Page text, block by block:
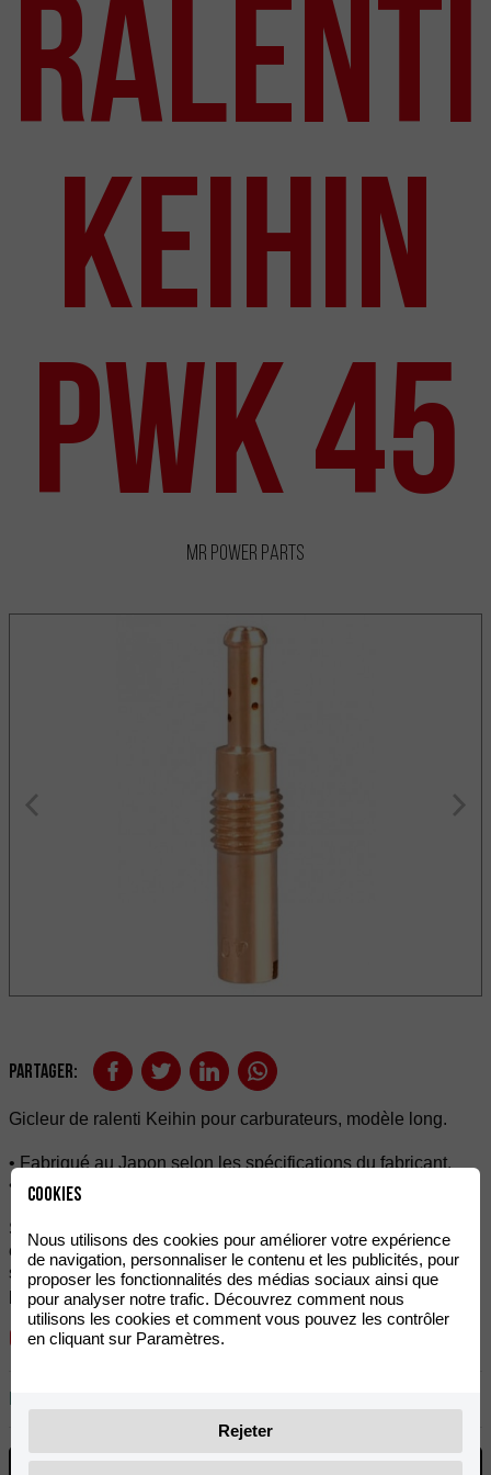
Ralenti
KEIHIN
PWK 45
MR Power Parts
Partager:
Gicleur de ralenti Keihin pour carburateurs, modèle long.
• Fabriqué au Japon selon les spécifications du fabricant.
• Vendu à l'unité.
Si vous n'êtes pas sûr de la tailler dont vous avez besoin, il
est préférable de commander divers gicleurs de dimension
similaire à ceux dont vous avez besoin, car il n'y a rien de
pire de ne pas avoir le bon gicleur au moment de le changer.
6,32€TVA incluse
AJOUTER AU PANIER
Cookies
Nous utilisons des cookies pour améliorer votre expérience
de navigation, personnaliser le contenu et les publicités, pour
proposer les fonctionnalités des médias sociaux ainsi que
pour analyser notre trafic. Découvrez comment nous
utilisons les cookies et comment vous pouvez les contrôler
en cliquant sur Paramètres.
Rejeter